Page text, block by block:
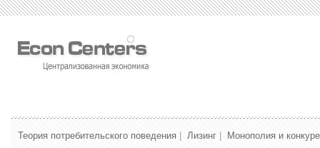
Теория потребительского поведения Лизинг Монополия и